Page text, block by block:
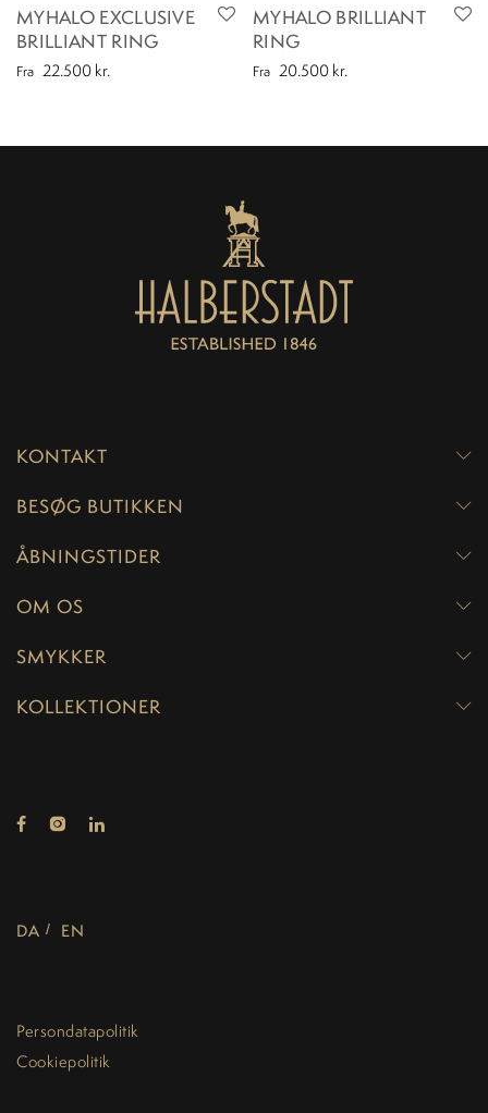
MYHALO EXCLUSIVE
BRILLIANT RING
Fra 22.500 kr.
MYHALO BRILLIANT
RING
Fra 20.500 kr.
KONTAKT
BESØG BUTIKKEN
ÅBNINGSTIDER
OM OS
SMYKKER
KOLLEKTIONER
DA EN
Persondatapolitik
Cookiepolitik